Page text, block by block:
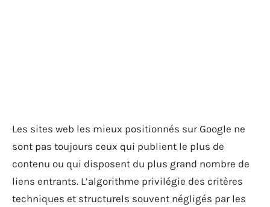
Les sites web les mieux positionnés sur Google ne
sont pas toujours ceux qui publient le plus de
contenu ou qui disposent du plus grand nombre de
liens entrants. L’algorithme privilégie des critères
techniques et structurels souvent négligés par les